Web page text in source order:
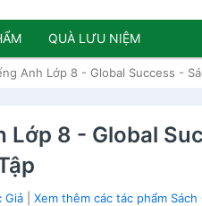
QUÀ LƯU NIỆM
Anh Lớp 8 - Global Success -
Lớp 8 - Global
Giả |Xem thêm các tác phẩm Sách